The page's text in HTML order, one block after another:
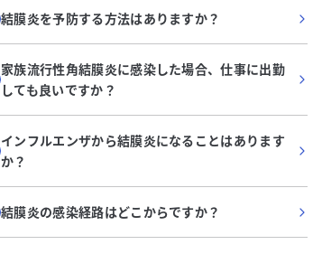
結膜炎を予防する方法はありますか？
家族流行性角結膜炎に感染した場合、仕事に出勤
しても良いですか？
インフルエンザから結膜炎になることはあります
か？
結膜炎の感染経路はどこからですか？